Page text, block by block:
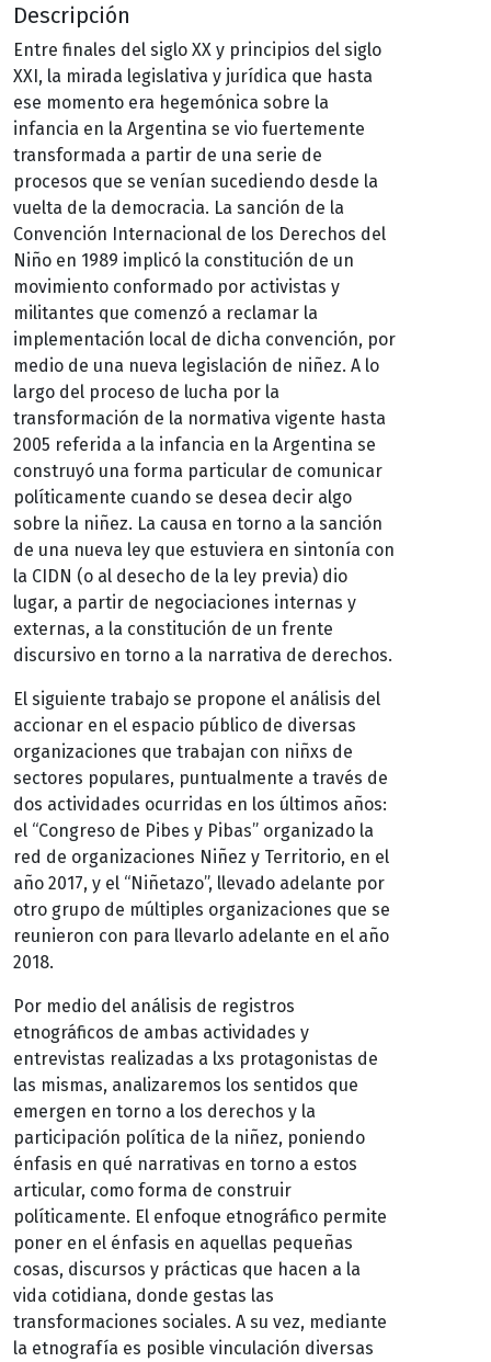
Descripción
Entre finales del siglo XX y principios del siglo
XXI, la mirada legislativa y jurídica que hasta
ese momento era hegemónica sobre la
infancia en la Argentina se vio fuertemente
transformada a partir de una serie de
procesos que se venían sucediendo desde la
vuelta de la democracia. La sanción de la
Convención Internacional de los Derechos del
Niño en 1989 implicó la constitución de un
movimiento conformado por activistas y
militantes que comenzó a reclamar la
implementación local de dicha convención, por
medio de una nueva legislación de niñez. A lo
largo del proceso de lucha por la
transformación de la normativa vigente hasta
2005 referida a la infancia en la Argentina se
construyó una forma particular de comunicar
políticamente cuando se desea decir algo
sobre la niñez. La causa en torno a la sanción
de una nueva ley que estuviera en sintonía con
la CIDN (o al desecho de la ley previa) dio
lugar, a partir de negociaciones internas y
externas, a la constitución de un frente
discursivo en torno a la narrativa de derechos.
El siguiente trabajo se propone el análisis del
accionar en el espacio público de diversas
organizaciones que trabajan con niñxs de
sectores populares, puntualmente a través de
dos actividades ocurridas en los últimos años:
el “Congreso de Pibes y Pibas” organizado la
red de organizaciones Niñez y Territorio, en el
año 2017, y el “Niñetazo”, llevado adelante por
otro grupo de múltiples organizaciones que se
reunieron con para llevarlo adelante en el año
2018.
Por medio del análisis de registros
etnográficos de ambas actividades y
entrevistas realizadas a lxs protagonistas de
las mismas, analizaremos los sentidos que
emergen en torno a los derechos y la
participación política de la niñez, poniendo
énfasis en qué narrativas en torno a estos
articular, como forma de construir
políticamente. El enfoque etnográfico permite
poner en el énfasis en aquellas pequeñas
cosas, discursos y prácticas que hacen a la
vida cotidiana, donde gestas las
transformaciones sociales. A su vez, mediante
la etnografía es posible vinculación diversas